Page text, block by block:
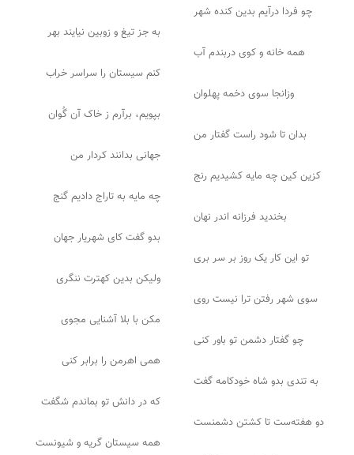
چو فردا درآیم بدین کنده شهر
به جز تیغ و زوبین نیایند بهر
همه خانه و کوی دربندم آب
کنم سیستان را سراسر خراب
وزانجا سوی دخمه پهلوان
بپویم، برآرم ز خاک آن گُوان
بدان تا شود راست گفتار من
جهانی بدانند کردار من
کزین کین چه مایه کشیدیم رنج
چه مایه به تاراج دادیم گنج
بخندید فرزانه اندر نهان
بدو گفت کای شهریار جهان
تو این کار یک روز بر سر بری
ولیکن بدین کهترت ننگری
سوی شهر رفتن ترا نیست روی
مکن با بلا آشنایی مجوی
چو گفتار دشمن تو باور کنی
همی اهرمن را برابر کنی
به تندی بدو شاه خودکامه گفت
که در دانش تو بماندم شگفت
دو هفته‌ست تا کشتن دشمنست
همه سیستان گریه و شیونست